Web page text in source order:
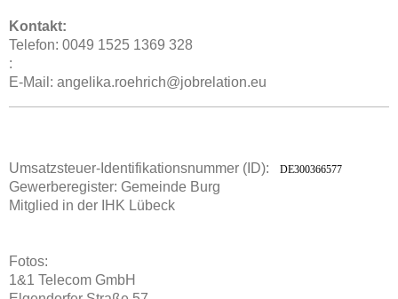
Kontakt:
Telefon: 0049 1525 1369 328
:
E-Mail: angelika.roehrich@jobrelation.eu
Umsatzsteuer-Identifikationsnummer (ID): DE300366577
Gewerberegister: Gemeinde Burg
Mitglied in der IHK Lübeck
Fotos:
1&1 Telecom GmbH